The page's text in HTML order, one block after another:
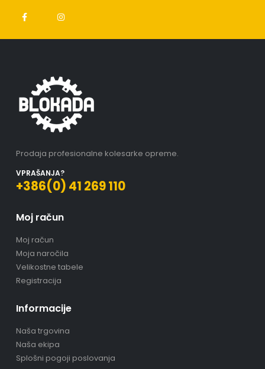
Prodaja profesionalne kolesarke opreme.
VPRAŠANJA?
+386(0) 41 269 110
Moj račun
Moj račun
Moja naročila
Velikostne tabele
Registracija
Informacije
Naša trgovina
Naša ekipa
Splošni pogoji poslovanja